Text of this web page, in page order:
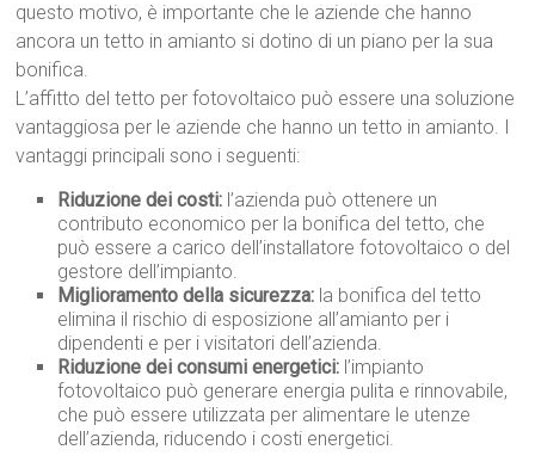
questo motivo, è importante che le aziende che hanno
ancora un tetto in amianto si dotino di un piano per la sua
bonifica.
L’affitto del tetto per fotovoltaico può essere una soluzione
vantaggiosa per le aziende che hanno un tetto in amianto. I
vantaggi principali sono i seguenti:
Riduzione dei costi: l’azienda può ottenere un
contributo economico per la bonifica del tetto, che
può essere a carico dell’installatore fotovoltaico o del
gestore dell’impianto.
Miglioramento della sicurezza: la bonifica del tetto
elimina il rischio di esposizione all’amianto per i
dipendenti e per i visitatori dell’azienda.
Riduzione dei consumi energetici: l’impianto
fotovoltaico può generare energia pulita e rinnovabile,
che può essere utilizzata per alimentare le utenze
dell’azienda, riducendo i costi energetici.